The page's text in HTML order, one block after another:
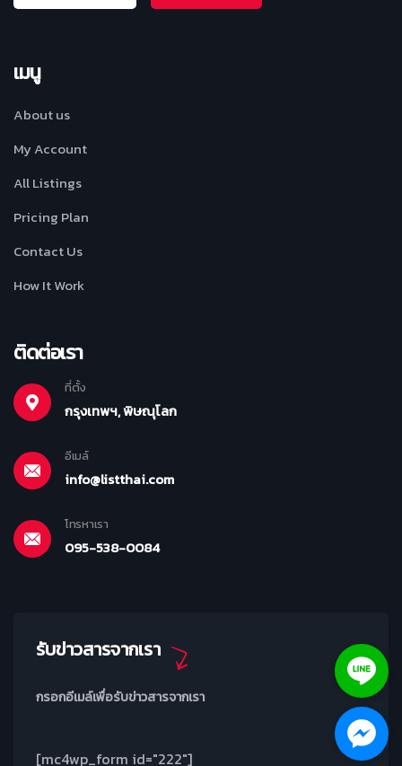
เมนู
About us
My Account
All Listings
Pricing Plan
Contact Us
How It Work
ติดต่อเรา
ที่ตั้ง
กรุงเทพฯ, พิษณุโลก
อีเมล์
info@listthai.com
โทรหาเรา
095-538-0084
รับข่าวสารจากเรา
กรอกอีเมล์เพื่อรับข่าวสารจากเรา
[mc4wp_form id="222"]